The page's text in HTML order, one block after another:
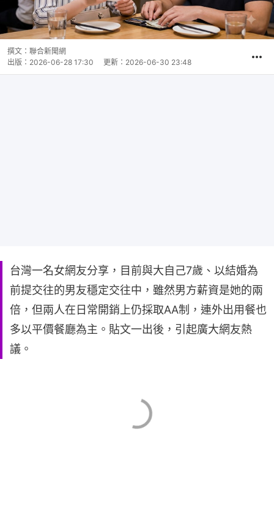
撰文： 聯合新聞網
出版： 2026-06-28 17:30 更新： 2026-06-30 23:48
台灣一名女網友分享，目前與大自己7歲、以結婚為
前提交往的男友穩定交往中，雖然男方薪資是她的兩
倍，但兩人在日常開銷上仍採取AA制，連外出用餐也
多以平價餐廳為主。貼文一出後，引起廣大網友熱
議。